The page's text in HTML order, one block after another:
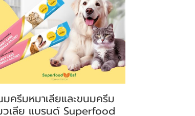
มครีมหมาเลียและขนมครีม
วเลีย แบรนด์ Superfood